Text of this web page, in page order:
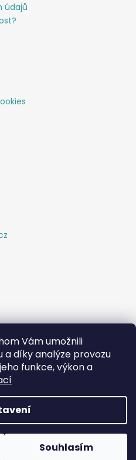
Vám umožnili
díky analýze provozu
funkce, výkon a
Souhlasím
údajů
100% kvalitě za 10% ceny
. Všechna práva